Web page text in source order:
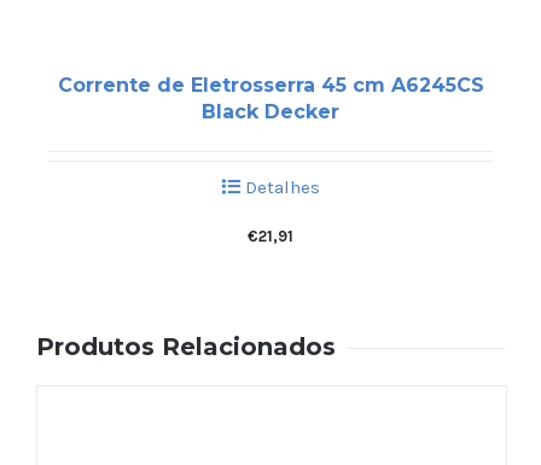
Corrente de Eletrosserra 45 cm A6245CS
Black Decker
Detalhes
€21,91
Produtos Relacionados